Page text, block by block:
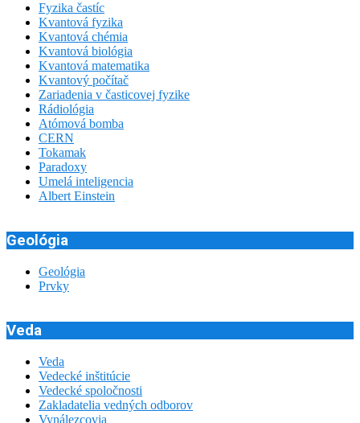
Fyzika častíc
Kvantová fyzika
Kvantová chémia
Kvantová biológia
Kvantová matematika
Kvantový počítač
Zariadenia v časticovej fyzike
Rádiológia
Atómová bomba
CERN
Tokamak
Paradoxy
Umelá inteligencia
Albert Einstein
Geológia
Geológia
Prvky
Veda
Veda
Vedecké inštitúcie
Vedecké spoločnosti
Zakladatelia vedných odborov
Vynálezcovia